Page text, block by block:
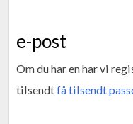
e-post
Om du har en har vi
tilsendtfå tilsendt